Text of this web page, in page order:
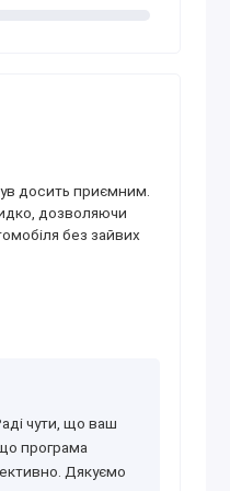
досить приємним.
дозволяючи
без зайвих
чути, що ваш
програма
Дякуємо